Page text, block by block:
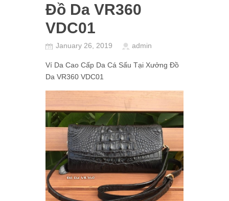
Đồ Da VR360
VDC01
January 26, 2019 admin
Ví Da Cao Cấp Da Cá Sấu Tại Xưởng Đồ
Da VR360 VDC01